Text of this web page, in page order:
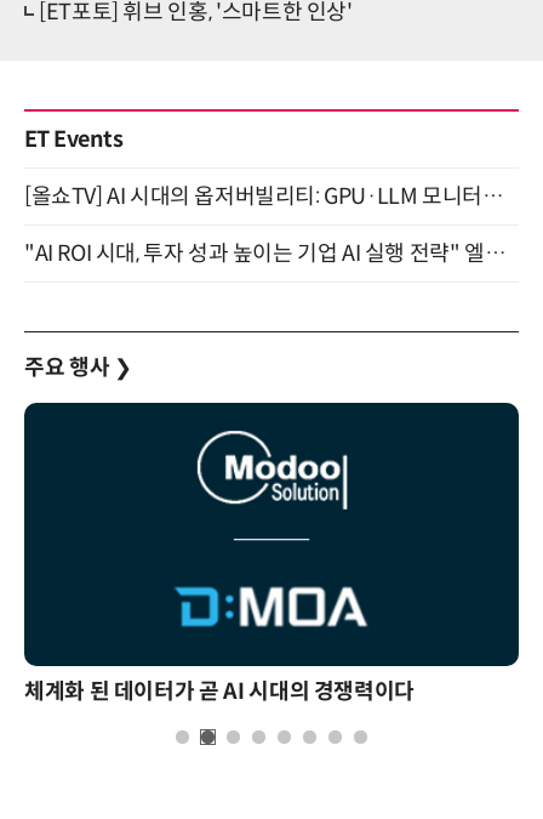
[ET포토] 휘브 인홍, '스마트한 인상'
ET Events
[올쇼TV] AI 시대의 옵저버빌리티: GPU·LLM 모니터링부터 AI 기반 장애 대응까지 (8/11 생방송)
"AI ROI 시대, 투자 성과 높이는 기업 AI 실행 전략" 엘타워 6층 (9월 18일)
주요 행사 ❯
체계화 된 데이터가 곧 AI 시대의 경쟁력이다